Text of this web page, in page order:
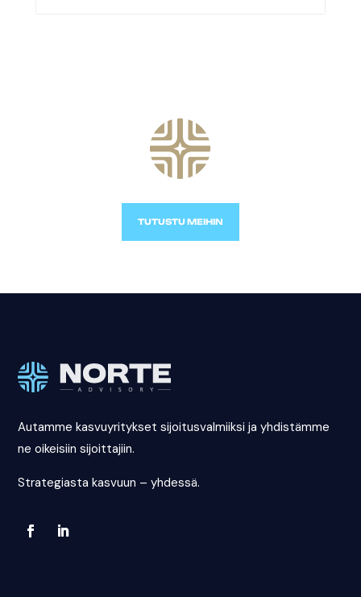
TUTUSTU MEIHIN
Autamme kasvuyritykset sijoitusvalmiiksi ja yhdistämme
ne oikeisiin sijoittajiin.
Strategiasta kasvuun – yhdessä.